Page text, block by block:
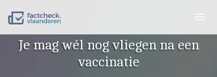
Je mag wél nog vliegen na een
vaccinatie